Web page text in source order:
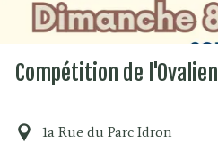
Compétition de l'Ovalien
1a Rue du Parc Idron